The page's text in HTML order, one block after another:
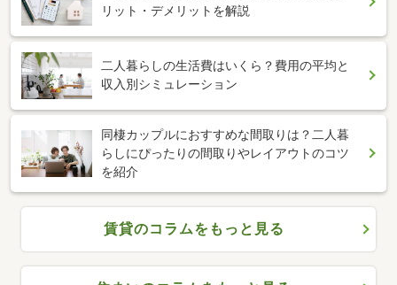
リット・デメリットを解説
二人暮らしの生活費はいくら？費用の平均と
収入別シミュレーション
同棲カップルにおすすめな間取りは？二人暮
らしにぴったりの間取りやレイアウトのコツ
を紹介
賃貸のコラムをもっと見る